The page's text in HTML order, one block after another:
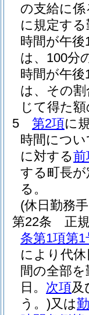
の支給に
に規定す
時間が午
は、100分
時間が午
は、その
じて得た
5
第2項に
時間につ
に対する前
する町長
る。
(休日勤務
第22条
正
条第1項第1
により代
間の全部
日。 次項及
う。)又は